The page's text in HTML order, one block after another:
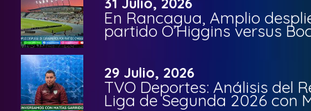
En Rancagua, Amplio
partido O’Higgins versus
29 Julio, 2026
TVO Deportes: Análisis del
Liga de Segunda 2026 con